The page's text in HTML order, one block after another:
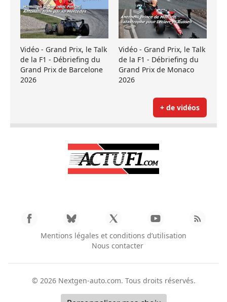
Vidéo - Grand Prix, le Talk
de la F1 - Débriefing du
Grand Prix de Barcelone
2026
Vidéo - Grand Prix, le Talk
de la F1 - Débriefing du
Grand Prix de Monaco
2026
+ de vidéos
Mentions légales et conditions d’utilisation
Nous contacter
© 2026 Nextgen-auto.com. Tous droits réservés.